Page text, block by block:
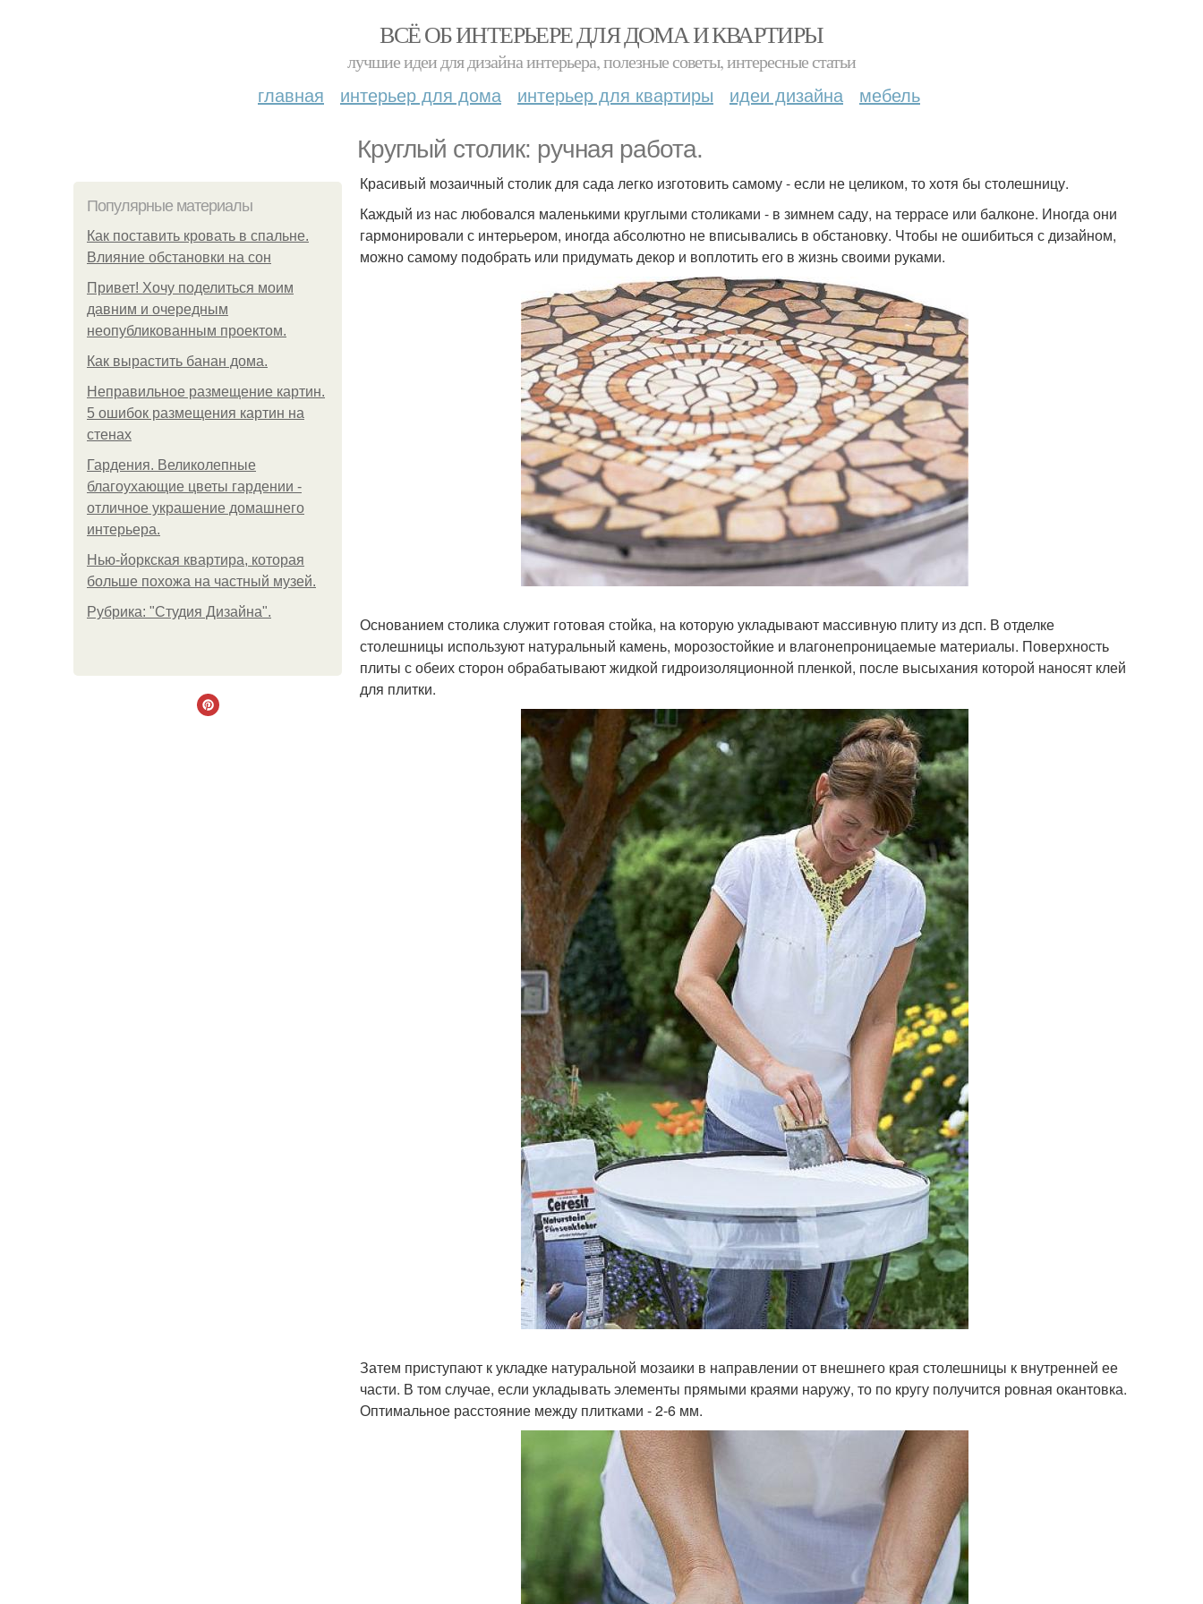
ВСЁ ОБ ИНТЕРЬЕРЕ ДЛЯ ДОМА И КВАРТИРЫ
лучшие идеи для дизайна интерьера, полезные советы, интересные статьи
главная интерьер для дома интерьер для квартиры идеи дизайна мебель
Круглый столик: ручная работа.
Популярные материалы
Как поставить кровать в спальне.
Влияние обстановки на сон
Привет! Хочу поделиться моим
давним и очередным
неопубликованным проектом.
Как вырастить банан дома.
Неправильное размещение картин.
5 ошибок размещения картин на
стенах
Гардения. Великолепные
благоухающие цветы гардении -
отличное украшение домашнего
интерьера.
Нью-йоркская квартира, которая
больше похожа на частный музей.
Рубрика: "Студия Дизайна".
Красивый мозаичный столик для сада легко изготовить самому - если не целиком, то хотя бы столешницу.
Каждый из нас любовался маленькими круглыми столиками - в зимнем саду, на террасе или балконе. Иногда они
гармонировали с интерьером, иногда абсолютно не вписывались в обстановку. Чтобы не ошибиться с дизайном,
можно самому подобрать или придумать декор и воплотить его в жизнь своими руками.
Основанием столика служит готовая стойка, на которую укладывают массивную плиту из дсп. В отделке
столешницы используют натуральный камень, морозостойкие и влагонепроницаемые материалы. Поверхность
плиты с обеих сторон обрабатывают жидкой гидроизоляционной пленкой, после высыхания которой наносят клей
для плитки.
Затем приступают к укладке натуральной мозаики в направлении от внешнего края столешницы к внутренней ее
части. В том случае, если укладывать элементы прямыми краями наружу, то по кругу получится ровная окантовка.
Оптимальное расстояние между плитками - 2-6 мм.